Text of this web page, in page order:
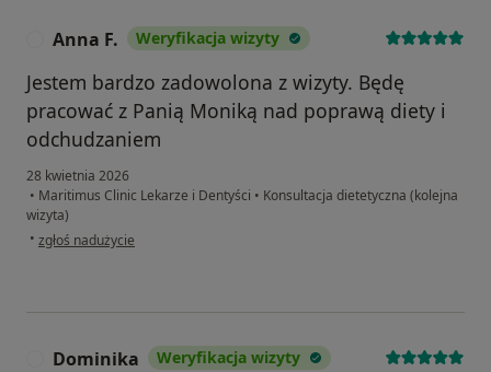
Anna F. Weryfikacja wizyty
Jestem bardzo zadowolona z wizyty. Będę
pracować z Panią Moniką nad poprawą diety i
odchudzaniem
28 kwietnia 2026
• Maritimus Clinic Lekarze i Dentyści • Konsultacja dietetyczna (kolejna
wizyta)
• w opinii użytkownika Anna F.
zgłoś nadużycie
Dominika Weryfikacja wizyty